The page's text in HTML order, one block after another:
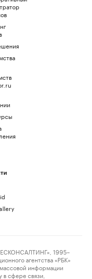
1995–
агентства «РБК»
информации
сфере связи,